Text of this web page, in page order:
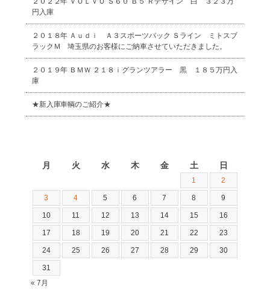
円入庫
２０１８年 Ａｕｄｉ Ａ３スポーツバック Ｓライン ミトスブ
ラックＭ 埼玉県のお客様にご納車させていただきました。
２０１９年 ＢＭＷ ２１８ｉグランツアラー 黒 １８５万円入
庫
★新入庫車輌のご紹介★
月 火 水 木 金 土 日
1 2
3 4 5 6 7 8 9
10 11 12 13 14 15 16
17 18 19 20 21 22 23
24 25 26 27 28 29 30
31
« 7月